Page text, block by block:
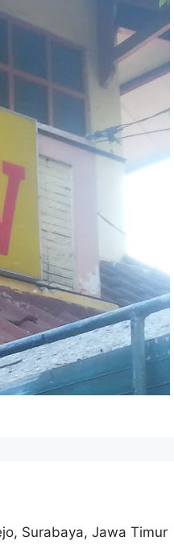
Surabaya, Jawa Timur